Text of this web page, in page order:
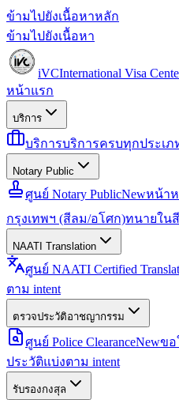
ข้ามไปยังเนื้อหาหลัก
ข้ามไปยังเนื้อหา
iVCInternational Visa
หน้าแรก
บริการ
บริการบริการครบทุกประเภ
Notary Public
ศูนย์ Notary PublicNewหน้า
กรุงเทพฯ (สีลม/อโศก)ทนายใน
NAATI Translation
ศูนย์ NAATI Certified
ตาม intent
ตรวจประวัติอาชญากรรม
ศูนย์ Police ClearanceNewขอ
ประวัติแบ่งตาม intent
รับรองกงสุล